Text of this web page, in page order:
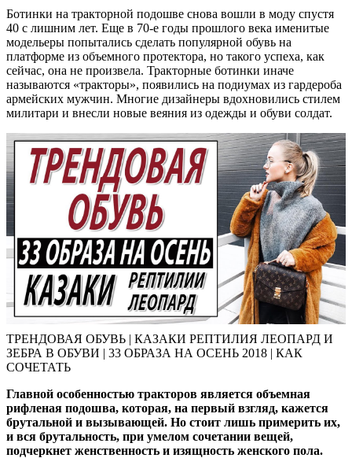
Ботинки на тракторной подошве снова вошли в моду спустя
40 с лишним лет. Еще в 70-е годы прошлого века именитые
модельеры попытались сделать популярной обувь на
платформе из объемного протектора, но такого успеха, как
сейчас, она не произвела. Тракторные ботинки иначе
называются «тракторы», появились на подиумах из гардероба
армейских мужчин. Многие дизайнеры вдохновились стилем
милитари и внесли новые веяния из одежды и обуви солдат.
ТРЕНДОВАЯ ОБУВЬ | КАЗАКИ РЕПТИЛИЯ ЛЕОПАРД И
ЗЕБРА В ОБУВИ | 33 ОБРАЗА НА ОСЕНЬ 2018 | КАК
СОЧЕТАТЬ
Главной особенностью тракторов является объемная
рифленая подошва, которая, на первый взгляд, кажется
брутальной и вызывающей. Но стоит лишь примерить их,
и вся брутальность, при умелом сочетании вещей,
подчеркнет женственность и изящность женского пола.